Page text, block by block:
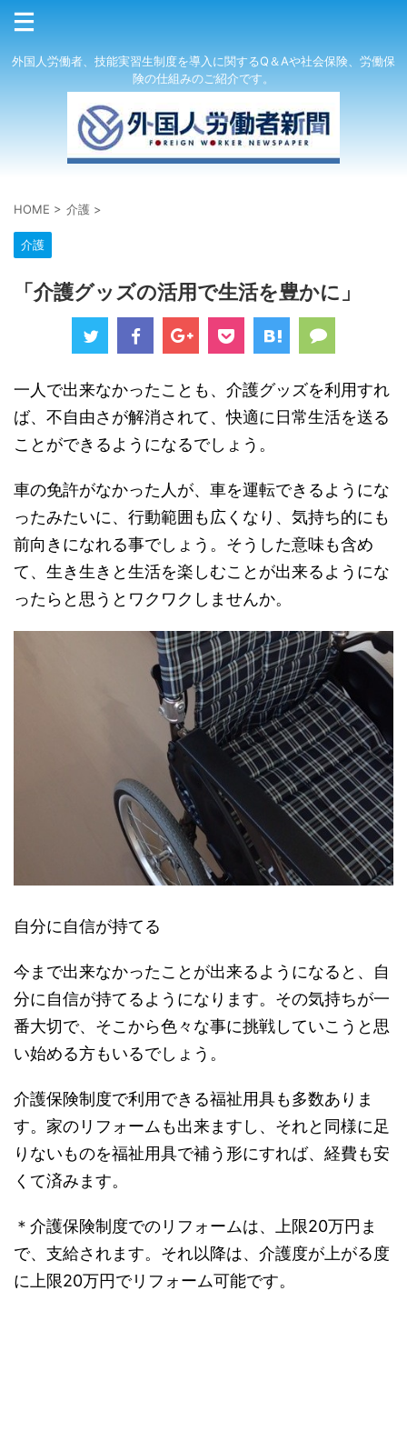
外国人労働者、技能実習生制度を導入に関するQ＆Aや社会保険、労働保
険の仕組みのご紹介です。
HOME > 介護 >
介護
「介護グッズの活用で生活を豊かに」
一人で出来なかったことも、介護グッズを利用すれ
ば、不自由さが解消されて、快適に日常生活を送る
ことができるようになるでしょう。
車の免許がなかった人が、車を運転できるようにな
ったみたいに、行動範囲も広くなり、気持ち的にも
前向きになれる事でしょう。そうした意味も含め
て、生き生きと生活を楽しむことが出来るようにな
ったらと思うとワクワクしませんか。
自分に自信が持てる
今まで出来なかったことが出来るようになると、自
分に自信が持てるようになります。その気持ちが一
番大切で、そこから色々な事に挑戦していこうと思
い始める方もいるでしょう。
介護保険制度で利用できる福祉用具も多数ありま
す。家のリフォームも出来ますし、それと同様に足
りないものを福祉用具で補う形にすれば、経費も安
くて済みます。
＊介護保険制度でのリフォームは、上限20万円ま
で、支給されます。それ以降は、介護度が上がる度
に上限20万円でリフォーム可能です。